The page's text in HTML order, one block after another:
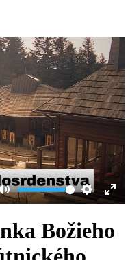
Mute Settings
Božieho